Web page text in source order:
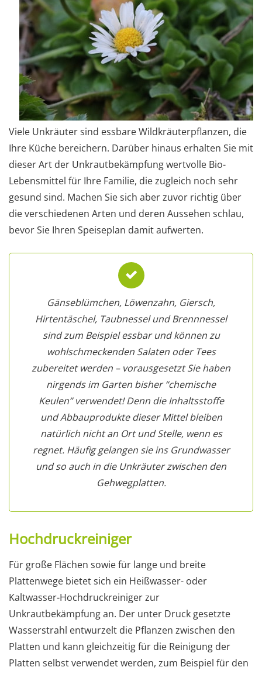
Viele Unkräuter sind essbare Wildkräuterpflanzen, die
Ihre Küche bereichern. Darüber hinaus erhalten Sie mit
dieser Art der Unkrautbekämpfung wertvolle Bio-
Lebensmittel für Ihre Familie, die zugleich noch sehr
gesund sind. Machen Sie sich aber zuvor richtig über
die verschiedenen Arten und deren Aussehen schlau,
bevor Sie Ihren Speiseplan damit aufwerten.
Gänseblümchen, Löwenzahn, Giersch,
Hirtentäschel, Taubnessel und Brennnessel
sind zum Beispiel essbar und können zu
wohlschmeckenden Salaten oder Tees
zubereitet werden – vorausgesetzt Sie haben
nirgends im Garten bisher “chemische
Keulen” verwendet! Denn die Inhaltsstoffe
und Abbauprodukte dieser Mittel bleiben
natürlich nicht an Ort und Stelle, wenn es
regnet. Häufig gelangen sie ins Grundwasser
und so auch in die Unkräuter zwischen den
Gehwegplatten.
Hochdruckreiniger
Für große Flächen sowie für lange und breite
Plattenwege bietet sich ein Heißwasser- oder
Kaltwasser-Hochdruckreiniger zur
Unkrautbekämpfung an. Der unter Druck gesetzte
Wasserstrahl entwurzelt die Pflanzen zwischen den
Platten und kann gleichzeitig für die Reinigung der
Platten selbst verwendet werden, zum Beispiel für den